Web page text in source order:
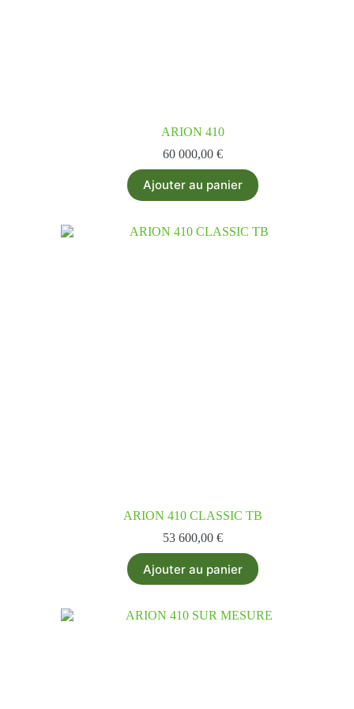
ARION 410
60 000,00 €
Ajouter au panier
ARION 410 CLASSIC TB
53 600,00 €
Ajouter au panier